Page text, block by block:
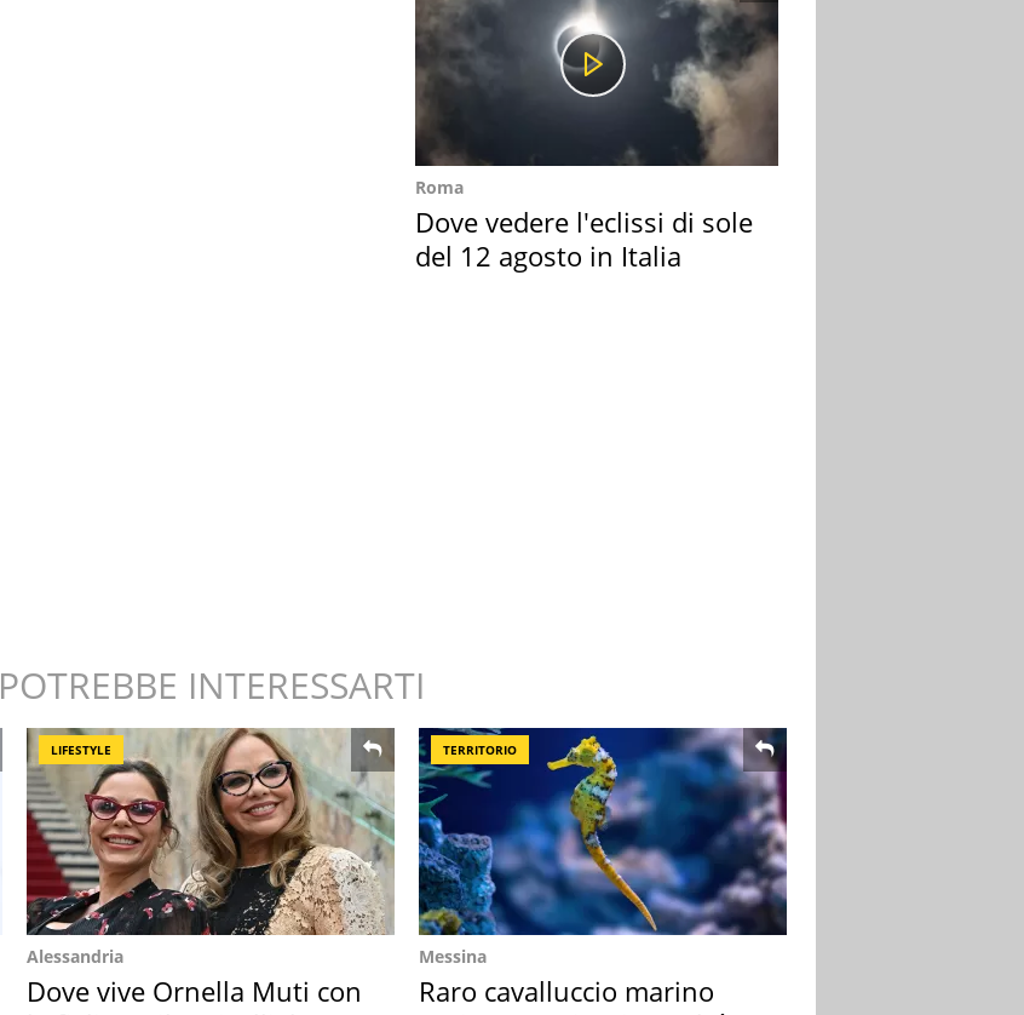
Roma
Dove vedere l'eclissi di sole
del 12 agosto in Italia
POTREBBE INTERESSARTI
LIFESTYLE
Alessandria
Dove vive Ornella Muti con
TERRITORIO
Messina
Raro cavalluccio marino